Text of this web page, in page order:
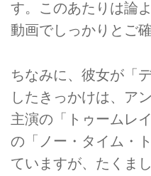
す。このあたりは論
動画でしっかりとご
ちなみに、彼女が「
したきっかけは、ア
主演の「トゥームレ
の「ノー・タイム・
ていますが、たくま